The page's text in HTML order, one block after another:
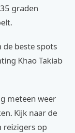
graden
de beste spots
Khao Takiab
meteen weer
Kijk naar de
reizigers op